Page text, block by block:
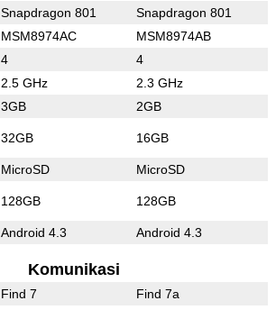
Snapdragon 801 Snapdragon 801
MSM8974AC MSM8974AB
4 4
2.5 GHz 2.3 GHz
3GB 2GB
32GB 16GB
MicroSD MicroSD
128GB 128GB
Android 4.3 Android 4.3
Komunikasi
Find 7 Find 7a